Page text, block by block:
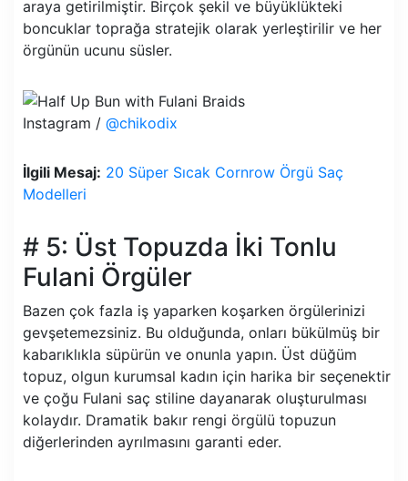
araya getirilmiştir. Birçok şekil ve büyüklükteki
boncuklar toprağa stratejik olarak yerleştirilir ve her
örgünün ucunu süsler.
Instagram / @chikodix
İlgili Mesaj: 20 Süper Sıcak Cornrow Örgü Saç
Modelleri
# 5: Üst Topuzda İki Tonlu
Fulani Örgüler
Bazen çok fazla iş yaparken koşarken örgülerinizi
gevşetemezsiniz. Bu olduğunda, onları bükülmüş bir
kabarıklıkla süpürün ve onunla yapın. Üst düğüm
topuz, olgun kurumsal kadın için harika bir seçenektir
ve çoğu Fulani saç stiline dayanarak oluşturulması
kolaydır. Dramatik bakır rengi örgülü topuzun
diğerlerinden ayrılmasını garanti eder.